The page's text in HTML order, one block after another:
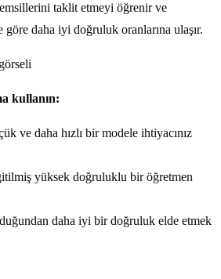
taklit etmeyi öğrenir ve
göre daha iyi doğruluk oranlarına ulaşır.
kullanın:
ve daha hızlı bir modele ihtiyacınız
yüksek doğruluklu bir öğretmen
daha iyi bir doğruluk elde etmek